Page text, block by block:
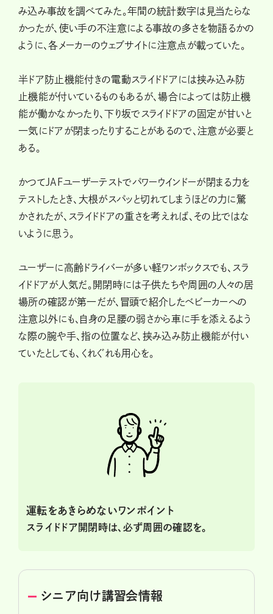
み込み事故を調べてみた。年間の統計数字は見当たらな
かったが、使い手の不注意による事故の多さを物語るかの
ように、各メーカーのウェブサイトに注意点が載っていた。
半ドア防止機能付きの電動スライドドアには挟み込み防
止機能が付いているものもあるが、場合によっては防止機
能が働かなかったり、下り坂でスライドドアの固定が甘いと
一気にドアが閉まったりすることがあるので、注意が必要と
ある。
かつてJAFユーザーテストでパワーウインドーが閉まる力を
テストしたとき、大根がスパッと切れてしまうほどの力に驚
かされたが、スライドドアの重さを考えれば、その比ではな
いように思う。
ユーザーに高齢ドライバーが多い軽ワンボックスでも、スラ
イドドアが人気だ。開閉時には子供たちや周囲の人々の居
場所の確認が第一だが、冒頭で紹介したベビーカーへの
注意以外にも、自身の足腰の弱さから車に手を添えるよう
な際の腕や手、指の位置など、挟み込み防止機能が付い
ていたとしても、くれぐれも用心を。
運転をあきらめないワンポイント
スライドドア開閉時は、必ず周囲の確認を。
シニア向け講習会情報